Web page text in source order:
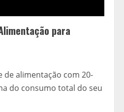
para
de alimentação com 20-
do consumo total do seu